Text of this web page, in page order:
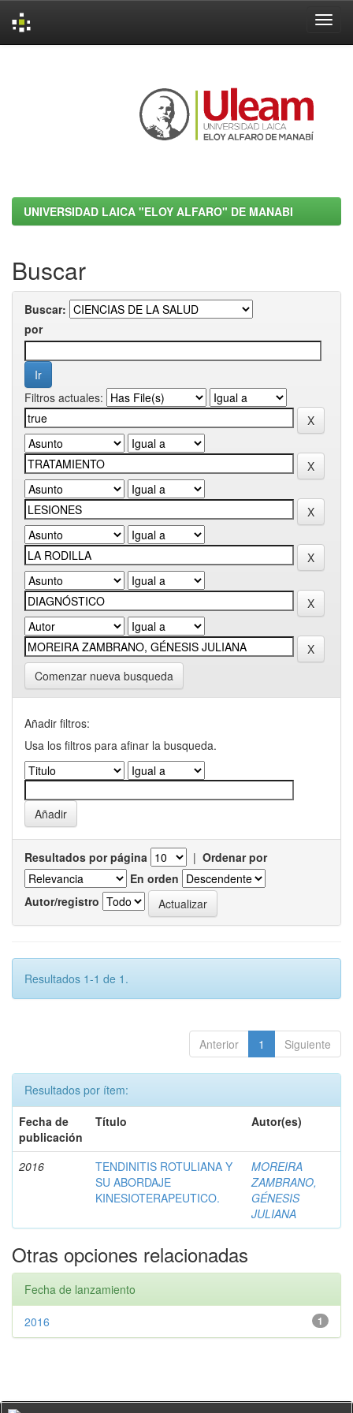
UNIVERSIDAD LAICA "ELOY ALFARO" DE MANABI
Buscar
Buscar:
por
Filtros actuales:
Comenzar nueva busqueda
Añadir filtros:
Usa los filtros para afinar la busqueda.
Resultados por página | Ordenar por
En orden
Autor/registro
Resultados 1-1 de 1.
Anterior 1 Siguiente
Resultados por ítem:
Fecha de
publicación
Título Autor(es)
2016
TENDINITIS ROTULIANA Y
SU ABORDAJE
KINESIOTERAPEUTICO.
MOREIRA
ZAMBRANO,
GÉNESIS
JULIANA
Otras opciones relacionadas
Fecha de lanzamiento
1
2016